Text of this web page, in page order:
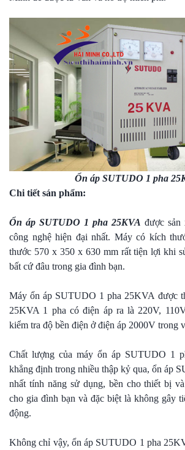
Ổn áp SUTUDO 1 pha
Chi tiết sán phẩm:
Ổn áp SUTUDO 1 pha 25KVA được sản
công nghệ hiện đại nhất. Máy có kích
thước 570 x 350 x 630 mm rất tiện lợi khi
bất cứ đâu trong gia đình bạn.
Máy ổn áp SUTUDO 1 pha 25KVA được
25KVA 1 pha có điện áp ra là 220V,
kiểm tra độ bền điện ở điện áp 2000V trong
Chất lượng của máy ổn áp SUTUDO 1
khẳng định trong nhiều thập kỷ qua, ổn áp
nhất tính năng sử dụng, bền cho thiết bị
cho gia đình bạn và đặc biệt là không gây
động.
Không chỉ vậy, ổn áp SUTUDO 1 pha